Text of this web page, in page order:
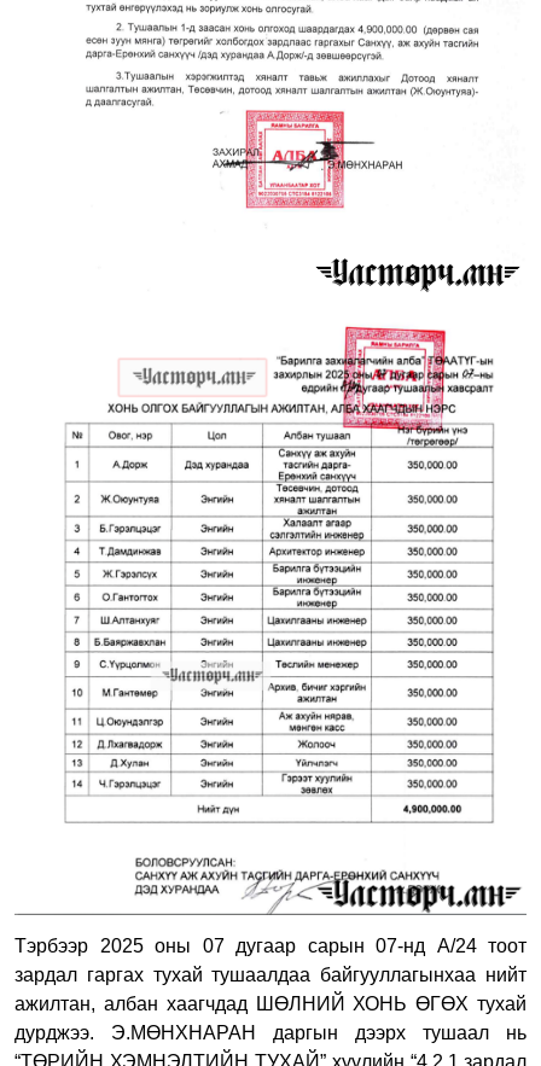
Тэрбээр 2025 оны 07 дугаар сарын 07-нд А/24 тоот
зардал гаргах тухай тушаалдаа байгууллагынхаа нийт
ажилтан, албан хаагчдад ШӨЛНИЙ ХОНЬ ӨГӨХ тухай
дурджээ. Э.МӨНХНАРАН даргын дээрх тушаал нь
“ТӨРИЙН ХЭМНЭЛТИЙН ТУХАЙ” хуулийн “4.2.1.зардал